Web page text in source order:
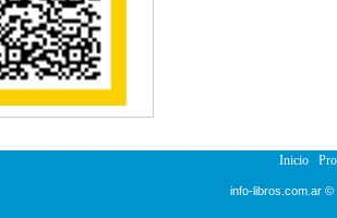
Inicio
info-libros.com.ar